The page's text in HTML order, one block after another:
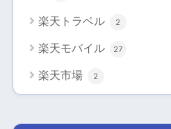
楽天トラベル 2
楽天モバイル 27
楽天市場 2